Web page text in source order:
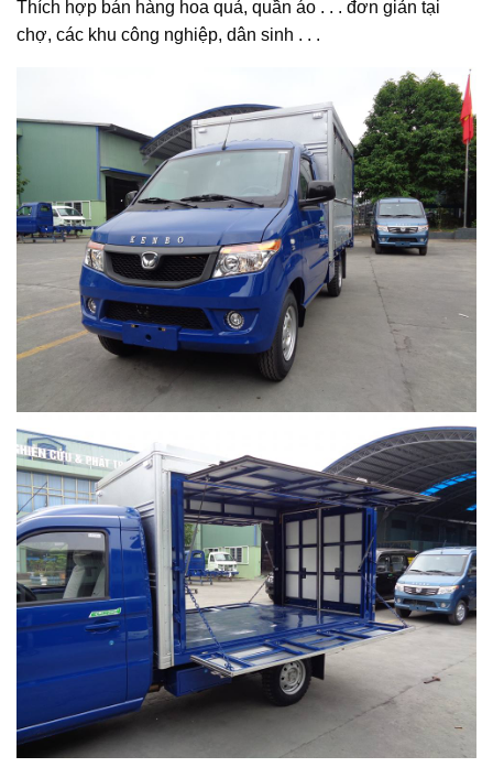
Thích hợp bán hàng hoa quả, quần áo . . . đơn giản tại
chợ, các khu công nghiệp, dân sinh . . .